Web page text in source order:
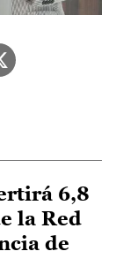
6,8
la Red
de